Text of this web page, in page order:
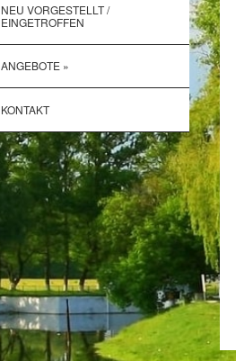
NEU VORGESTELLT /
EINGETROFFEN
ANGEBOTE »
KONTAKT